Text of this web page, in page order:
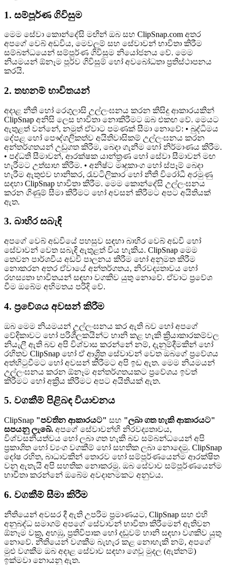
1. සම්පූර්ණ ගිවිසුම
මෙම සේවා කොන්දේසි මඟින් ඔබ සහ ClipSnap.com අතර
අපගේ වෙබ් අඩවිය, මෙවලම් සහ සේවාවන් භාවිතා කිරීම
සම්බන්ධයෙන් සම්පූර්ණ ගිවිසුම නියෝජනය වේ. මෙම
නියමයන් ඕනෑම පූර්ව ගිවිසුම් හෝ අවබෝධතා ප්‍රතිස්ථාපනය
කරයි.
2. තහනම් භාවිතයන්
අදාළ නීති හෝ රෙගුලාසි උල්ලංඝනය කරන කිසිදු ආකාරයකින්
ClipSnap අනිසි ලෙස භාවිතා නොකිරීමට ඔබ එකඟ වේ. මෙයට
ඇතුළත් වන්නේ, නමුත් ඒවාට පමණක් සීමා නොවේ: • බුද්ධිමය
දේපළ හෝ පෞද්ගලිකත්ව අයිතිවාසිකම් උල්ලංඝනය කරන
අන්තර්ගතයන් උඩුගත කිරීම, බෙදා ගැනීම හෝ නිර්මාණය කිරීම.
• පද්ධති සීමාවන්, ආරක්ෂක යාන්ත්‍රණ හෝ සේවා සීමාවන් මඟ
හැරීමට උත්සාහ කිරීම. • අනිෂ්ට මෘදුකාංග හෝ ස්පෑම් බෙදා
හැරීම ඇතුළුව හානිකර, රැවටිලිකාර හෝ නීති විරෝධී අරමුණු
සඳහා ClipSnap භාවිතා කිරීම. මෙම කොන්දේසි උල්ලංඝනය
කරන ගිණුම් සීමා කිරීමට හෝ අවසන් කිරීමට අපට අයිතියක්
ඇත.
3. බාහිර සබැඳි
අපගේ වෙබ් අඩවියේ පහසුව සඳහා බාහිර වෙබ් අඩවි හෝ
සේවාවන් වෙත සබැඳි ඇතුළත් විය හැකිය. ClipSnap මෙම
තෙවන පාර්ශවීය අඩවි පාලනය කිරීම හෝ අනුමත කිරීම
නොකරන අතර ඒවායේ අන්තර්ගතය, නිරවද්‍යතාවය හෝ
රහස්‍යතා භාවිතයන් සඳහා වගකිව යුතු නොවේ. ඒවාට ප්‍රවේශ
වීම ඔබේම අභිමතය පරිදි වේ.
4. ප්‍රවේශය අවසන් කිරීම
ඔබ මෙම නියමයන් උල්ලංඝනය කර ඇති බව හෝ අපගේ
වේදිකාවට හෝ පරිශීලකයින්ට හානි කළ හැකි ක්‍රියාකාරකම්වල
නියැලී ඇති බව අපි විශ්වාස කරන්නේ නම්, දැනුම්දීමකින් හෝ
රහිතව ClipSnap හෝ ඒ ආශ්‍රිත සේවාවන් වෙත ඔබගේ ප්‍රවේශය
අත්හිටුවීමට හෝ අවසන් කිරීමට අපි ඉඩ ඇත. මෙම නියමයන්
උල්ලංඝනය කරන ඕනෑම අන්තර්ගතයකට ප්‍රවේශය ඉවත්
කිරීමට හෝ අක්‍රිය කිරීමට අපට අයිතියක් ඇත.
5. වගකීම් පිළිබඳ වියාචනය
ClipSnap "පවතින ආකාරයට" සහ "ලබා ගත හැකි ආකාරයට"
සපයනු ලැබේ. අපගේ සේවාවන්හි නිරවද්‍යතාවය,
විශ්වසනීයත්වය හෝ ලබා ගත හැකි බව සම්බන්ධයෙන් අපි
ප්‍රකාශිත හෝ ව්‍යංග වගකීම් හෝ සහතික ලබා නොදෙමු. ClipSnap
දෝෂ රහිත, බාධාවකින් තොරව හෝ සම්පූර්ණයෙන්ම ආරක්ෂිත
වනු ඇතැයි අපි සහතික නොකරමු. ඔබ සේවාව සම්පූර්ණයෙන්ම
භාවිතා කරන්නේ ඔබේම අවදානමකට අනුවය.
6. වගකීම් සීමා කිරීම
නීතියෙන් අවසර දී ඇති උපරිම ප්‍රමාණයට, ClipSnap සහ එහි
අනුබද්ධ සමාගම් අපගේ සේවාවන් භාවිතා කිරීමෙන් ඇතිවන
ඕනෑම වක්‍ර, අහඹු, ප්‍රතිවිපාක හෝ දඬුවම් හානි සඳහා වගකිව යුතු
නොවේ. නීතියෙන් වගකීම බැහැර කළ නොහැකි නම්, අපගේ
මුළු වගකීම ඔබ අදාළ සේවාව සඳහා ගෙවූ මුදල (ඇත්නම්)
ඉක්මවා නොයනු ඇත.